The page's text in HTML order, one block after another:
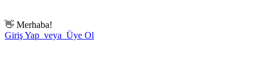
👋 Merhaba!
Giriş Yap veya Üye Ol